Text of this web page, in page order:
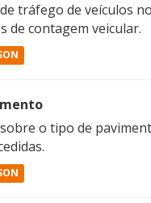
tráfego de veículos
de contagem veicular.
o tipo de